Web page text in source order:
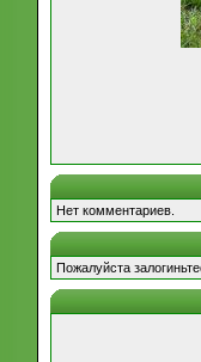
Нет комментариев.
Пожалуйста